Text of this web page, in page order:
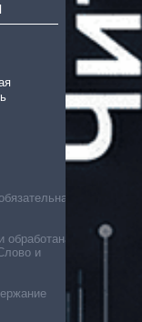
и